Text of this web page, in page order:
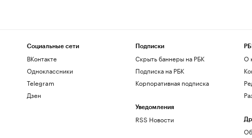
Социальные сети
ВКонтакте
Одноклассники
Telegram
Дзен
Подписки
Скрыть баннеры на РБК
Подписка на РБК
Корпоративная подписка
Уведомления
RSS Новости
О